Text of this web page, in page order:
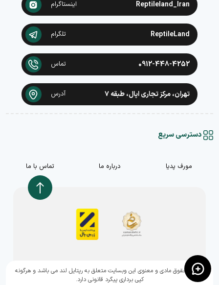
Reptileland_Iran اینستاگرام
ReptileLand تلگرام
0912-448-4252 تماس
تهران، مرکز تجاری اپال، طبقه ۷ آدرس
دسترسی سریع
مورف پدیا درباره ما تماس با ما
,تمامی حقوق مادی و معنوی این وبسایت متعلق به رپتایل لند می باشد و هرگونه
کپی برداری پیگرد قانونی دارد.